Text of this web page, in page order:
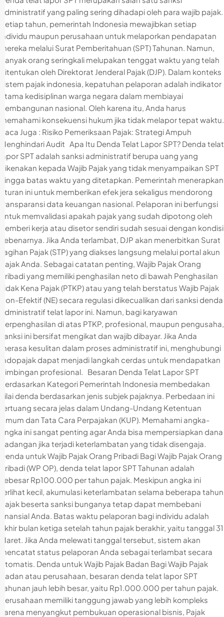
administratif yang paling sering dihadapi oleh para wajib pajak.
Setiap tahun, pemerintah Indonesia mewajibkan setiap
individu maupun perusahaan untuk melaporkan pendapatan
mereka melalui Surat Pemberitahuan (SPT) Tahunan. Namun,
banyak orang seringkali melupakan tenggat waktu yang telah
ditentukan oleh Direktorat Jenderal Pajak (DJP). Dalam konteks
sistem pajak indonesia, kepatuhan pelaporan adalah indikator
utama kedisiplinan warga negara dalam membiayai
pembangunan nasional. Oleh karena itu, Anda harus
memahami konsekuensi hukum jika tidak melapor tepat waktu.
Baca Juga : Risiko Pemeriksaan Pajak: Strategi Ampuh
Menghindari Audit Apa Itu Denda Telat Lapor SPT? Denda telat
lapor SPT adalah sanksi administratif berupa uang yang
dikenakan kepada Wajib Pajak yang tidak menyampaikan SPT
hingga batas waktu yang ditetapkan. Pemerintah menerapkan
aturan ini untuk memberikan efek jera sekaligus mendorong
transparansi data keuangan nasional. Pelaporan ini berfungsi
untuk memvalidasi apakah pajak yang sudah dipotong oleh
pemberi kerja atau disetor sendiri sudah sesuai dengan kondisi
sebenarnya. Jika Anda terlambat, DJP akan menerbitkan Surat
Tagihan Pajak (STP) yang diakses langsung melalui portal akun
pajak Anda. Sebagai catatan penting, Wajib Pajak Orang
Pribadi yang memiliki penghasilan neto di bawah Penghasilan
Tidak Kena Pajak (PTKP) atau yang telah berstatus Wajib Pajak
Non-Efektif (NE) secara regulasi dikecualikan dari sanksi denda
administratif telat lapor ini. Namun, bagi karyawan
berpenghasilan di atas PTKP, profesional, maupun pengusaha,
sanksi ini bersifat mengikat dan wajib dibayar. Jika Anda
merasa kesulitan dalam proses administratif ini, menghubungi
Indopajak dapat menjadi langkah cerdas untuk mendapatkan
bimbingan profesional. Besaran Denda Telat Lapor SPT
Berdasarkan Kategori Pemerintah Indonesia membedakan
nilai denda berdasarkan jenis subjek pajaknya. Perbedaan ini
tertuang secara jelas dalam Undang-Undang Ketentuan
Umum dan Tata Cara Perpajakan (KUP). Memahami angka-
angka ini sangat penting agar Anda bisa mempersiapkan dana
cadangan jika terjadi keterlambatan yang tidak disengaja.
Denda untuk Wajib Pajak Orang Pribadi Bagi Wajib Pajak Orang
Pribadi (WP OP), denda telat lapor SPT Tahunan adalah
sebesar Rp100.000 per tahun pajak. Meskipun angka ini
terlihat kecil, akumulasi keterlambatan selama beberapa tahun
pajak beserta sanksi bunganya tetap dapat membebani
finansial Anda. Batas waktu pelaporan bagi individu adalah
akhir bulan ketiga setelah tahun pajak berakhir, yaitu tanggal 31
Maret. Jika Anda melewati tanggal tersebut, sistem akan
mencatat status pelaporan Anda sebagai terlambat secara
otomatis. Denda untuk Wajib Pajak Badan Bagi Wajib Pajak
Badan atau perusahaan, besaran denda telat lapor SPT
Tahunan jauh lebih besar, yaitu Rp1.000.000 per tahun pajak.
Perusahaan memiliki tanggung jawab yang lebih kompleks
karena menyangkut pembukuan operasional bisnis, Pajak